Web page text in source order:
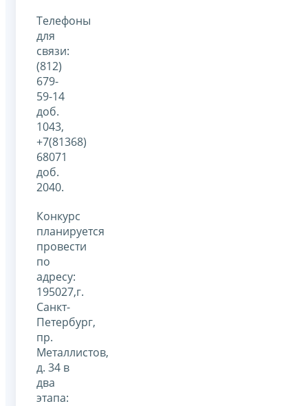
Телефоны
для
связи:
(812)
679-
59-14
доб.
1043,
+7(81368)
68071
доб.
2040.
Конкурс
планируется
провести
по
адресу:
195027,г.
Санкт-
Петербург,
пр.
Металлистов,
д. 34 в
два
этапа: